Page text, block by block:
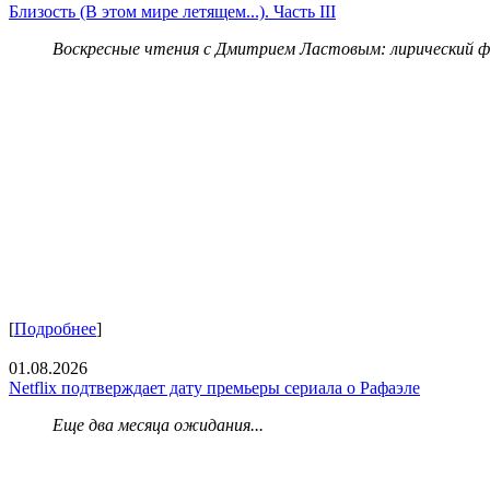
Близость (В этом мире летящем...). Часть III
Воскресные чтения с Дмитрием Ластовым: лирический
[Подробнее]
01.08.2026
Netflix подтверждает дату премьеры сериала о Рафаэле
Еще два месяца ожидания...